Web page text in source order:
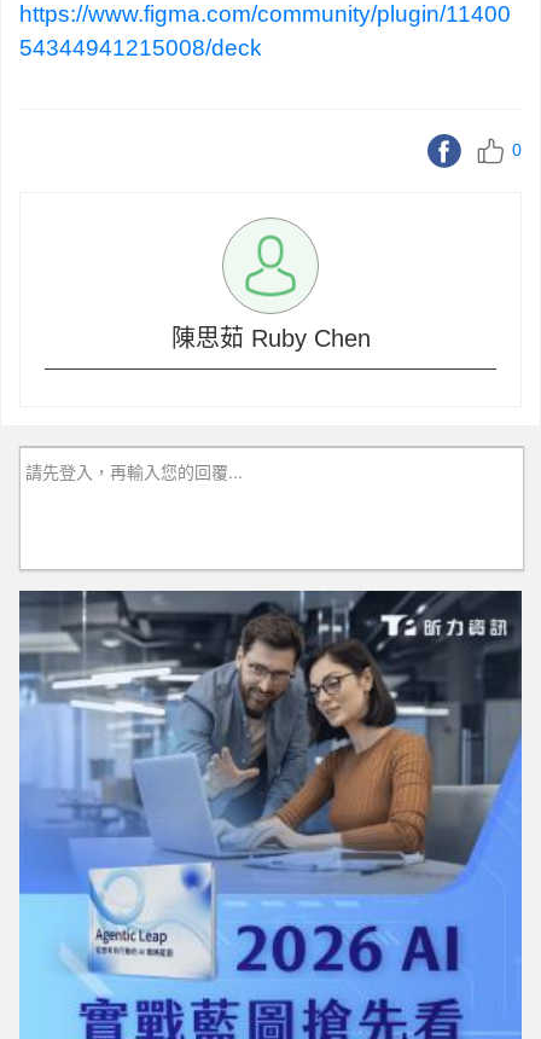
https://www.figma.com/community/plugin/11400
54344941215008/deck
0
陳思茹 Ruby Chen
請先登入，再輸入您的回覆...